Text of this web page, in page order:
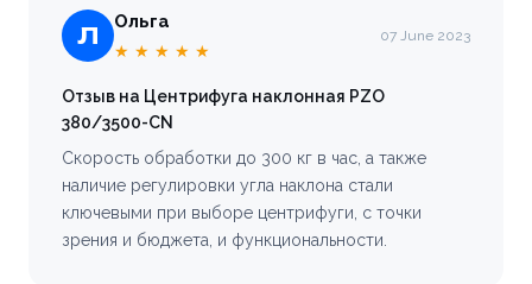
Л
Ольга
★ ★ ★ ★ ★
07 June 2023
Отзыв на Центрифуга наклонная PZO
380/3500-CN
Скорость обработки до 300 кг в час, а также
наличие регулировки угла наклона стали
ключевыми при выборе центрифуги, с точки
зрения и бюджета, и функциональности.